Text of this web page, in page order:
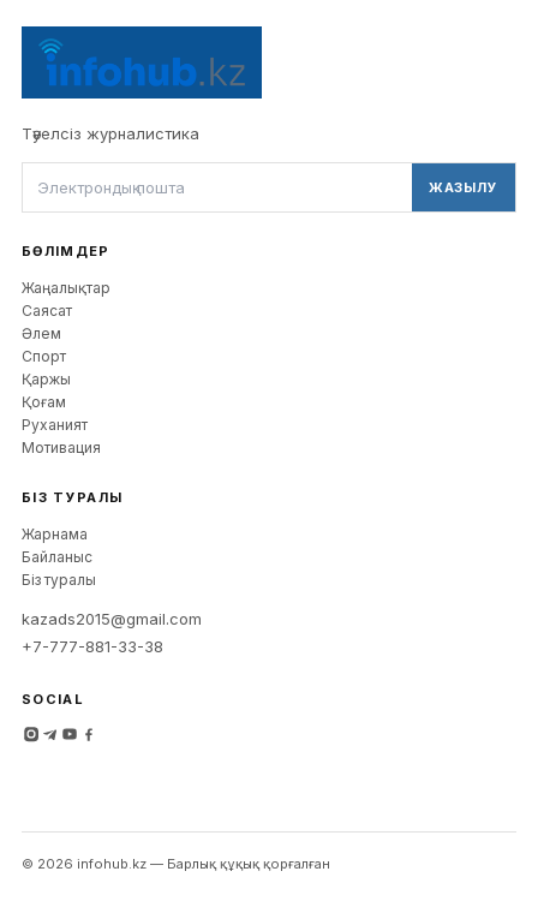
Тәуелсіз журналистика
ЖАЗЫЛУ
БӨЛІМДЕР
Жаңалықтар
Саясат
Әлем
Спорт
Қаржы
Қоғам
Руханият
Мотивация
БІЗ ТУРАЛЫ
Жарнама
Байланыс
Біз туралы
kazads2015@gmail.com
+7-777-881-33-38
SOCIAL
© 2026 infohub.kz — Барлық құқық қорғалған